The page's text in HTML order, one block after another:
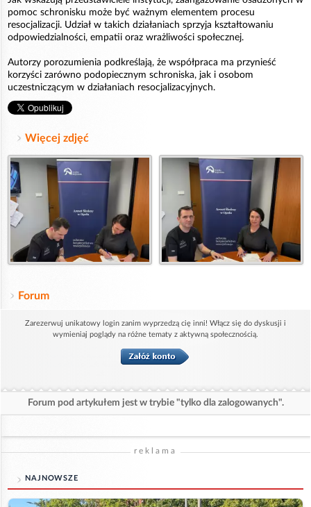
pomoc schronisku może być ważnym elementem procesu
resocjalizacji. Udział w takich działaniach sprzyja kształtowaniu
odpowiedzialności, empatii oraz wrażliwości społecznej.
Autorzy porozumienia podkreślają, że współpraca ma przynieść
korzyści zarówno podopiecznym schroniska, jak i osobom
uczestniczącym w działaniach resocjalizacyjnych.
Więcej zdjęć
Forum
Zarezerwuj unikatowy login zanim wyprzedzą cię inni! Włącz się do dyskusji i
wymieniaj poglądy na różne tematy z aktywną społecznością.
Forum pod artykułem jest w trybie "tylko dla zalogowanych".
reklama
NAJNOWSZE